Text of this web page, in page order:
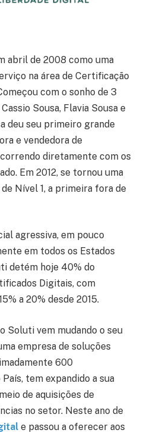
abril de 2008 como uma
na área de Certificação
com o sonho de 3
Sousa, Flavia Sousa e
deu seu primeiro grande
e vendedora de
diretamente com os
Em 2012, se tornou uma
Nível 1, a primeira fora de
agressiva, em pouco
em todos os Estados
detém hoje 40% do
Digitais, com
a 20% desde 2015.
Soluti vem mudando o seu
empresa de soluções
600
tem expandido a sua
de aquisições de
no setor. Neste ano de
e passou a oferecer aos